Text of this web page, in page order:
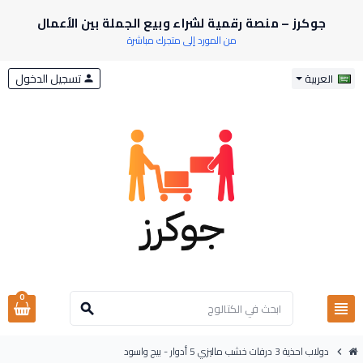
جوكرز – منصة رقمية لشراء وبيع الجملة بين الأعمال
من المورد إلى متجرك مباشرة
العربية
view_headline
search
person تسجيل الدخول
0
chevron_right دولاب احذية 3 درفات خشب ماليزي 5 أدوار - بيج واسود